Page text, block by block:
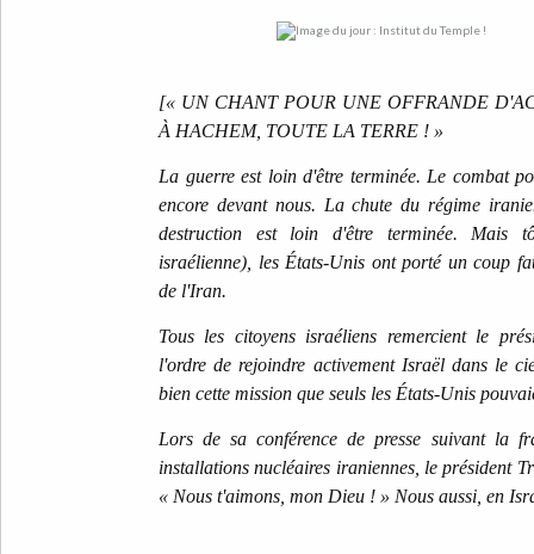
[« UN CHANT POUR UNE OFFRANDE
À HACHEM, TOUTE LA TERRE ! »
La guerre est loin d'être terminée. Le combat
encore devant nous. La chute du régime
destruction est loin d'être terminée. Mais
israélienne), les États-Unis ont porté un coup
de l'Iran.
Tous les citoyens israéliens remercient le
l'ordre de rejoindre activement Israël dans le
bien cette mission que seuls les États-Unis
Lors de sa conférence de presse suivant la
installations nucléaires iraniennes, le président
« Nous t'aimons, mon Dieu ! » Nous aussi, en